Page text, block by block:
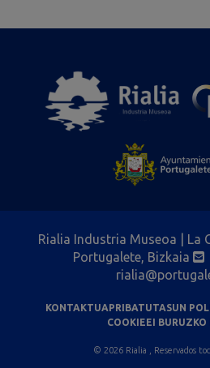
Rialia Industria Museoa | La
Portugalete, Bizkaia
KONTAKTUAPRIBATUTASUN
COOKIEEI
© 2026 Rialia , Reservados